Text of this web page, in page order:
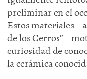
preliminar en el
Estos materiales
de los Cerros”–
curiosidad de
la cerámica